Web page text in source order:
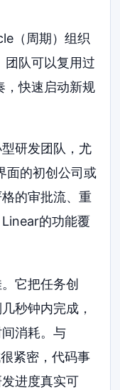
（周期）组织
团队可以复用过
，快速启动新规
研发团队，尤
面的初创公司或
的审批流、重
的功能覆
它把任务创
秒钟内完成，
消耗。与
紧密，代码事
进度真实可